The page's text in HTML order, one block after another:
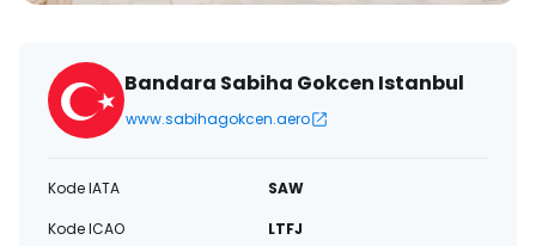
Bandara Sabiha Gokcen Istanbul
www.sabihagokcen.aero
Kode IATA
SAW
Kode ICAO
LTFJ